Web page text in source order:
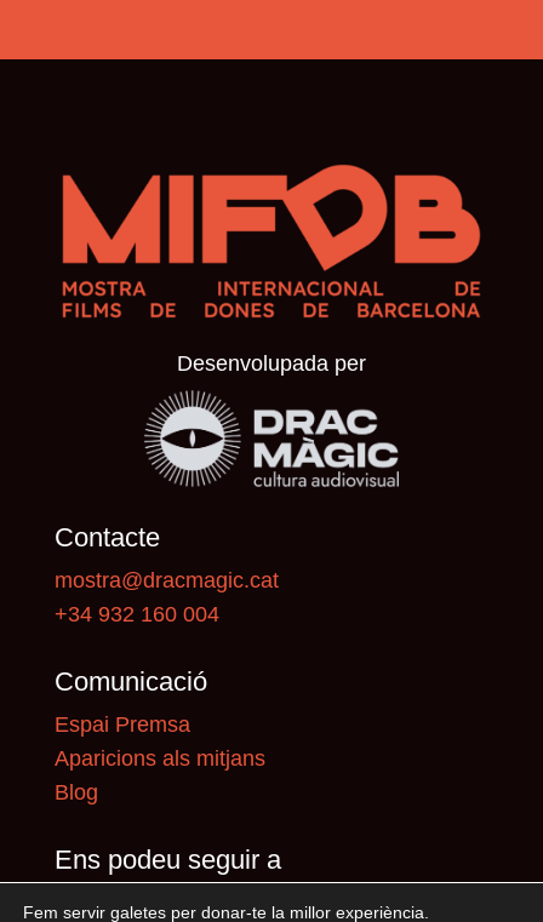
Desenvolupada per
Contacte
mostra@dracmagic.cat
+34 932 160 004
Comunicació
Espai Premsa
Aparicions als mitjans
Blog
Ens podeu seguir a
Fem servir galetes per donar-te la millor experiència.